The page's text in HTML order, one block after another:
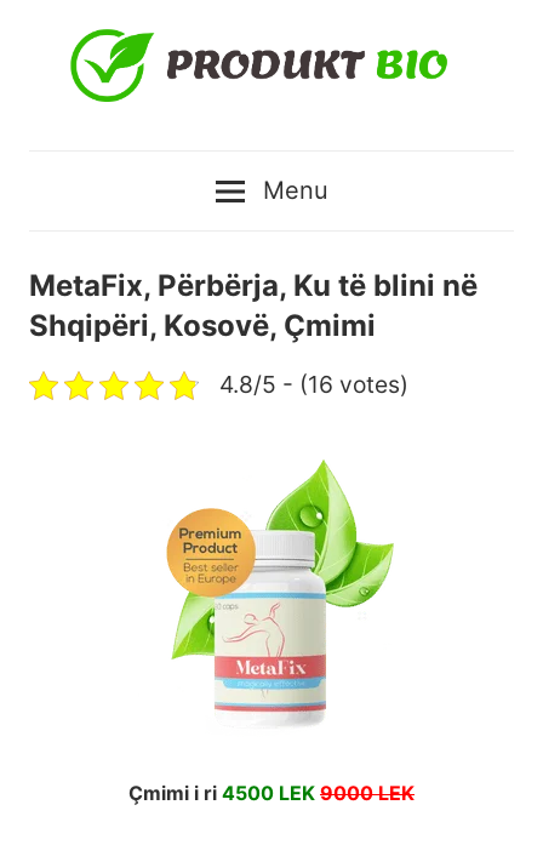
Produkte
natyrale
me
Menu
MetaFix, Përbërja, Ku të blini në
Shqipëri, Kosovë, Çmimi
4.8/5 - (16 votes)
Çmimi i ri 4500 LEK 9000 LEK